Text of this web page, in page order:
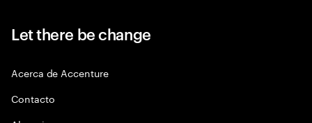
Let there be change
Acerca de Accenture
Contacto